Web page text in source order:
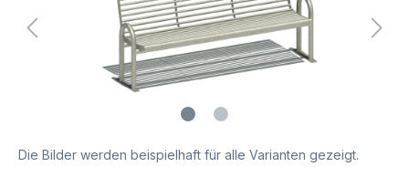
Die Bilder werden beispielhaft für alle Varianten gezeigt.